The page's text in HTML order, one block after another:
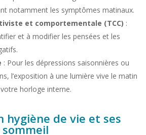
notamment les symptômes matinaux.
et comportementale (TCC) :
et à modifier les pensées et les
: Pour les dépressions saisonnières ou
l’exposition à une lumière vive le matin
horloge interne.
hygiène de vie et ses